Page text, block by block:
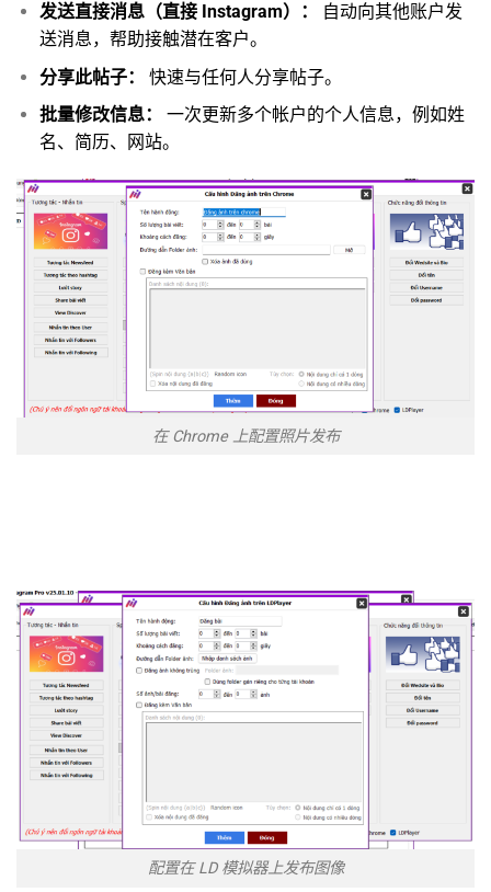
发送直接消息（直接 Instagram）：
自动向其他账户发
送消息，帮助接触潜在客户。
分享此帖子：
快速与任何人分享帖子。
批量修改信息：
一次更新多个帐户的个人信息，例如姓
名、简历、网站。
在 Chrome 上配置照片发布
配置在 LD 模拟器上发布图像